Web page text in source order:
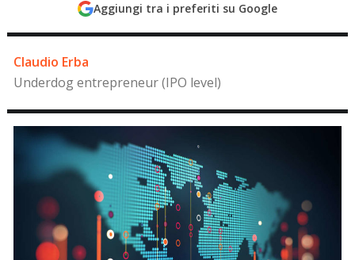
Aggiungi tra i preferiti su Google
Claudio Erba
Underdog entrepreneur (IPO level)